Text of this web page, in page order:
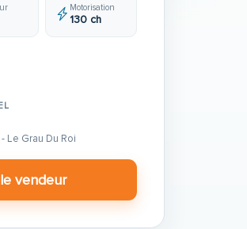
Motorisation
130 ch
Le Grau Du Roi
vendeur